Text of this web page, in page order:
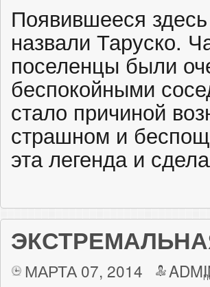
Появившееся
назвали Таруско.
поселенцы были
беспокойными
стало причиной
страшном и
эта легенда и
МАРТА 07, 2014